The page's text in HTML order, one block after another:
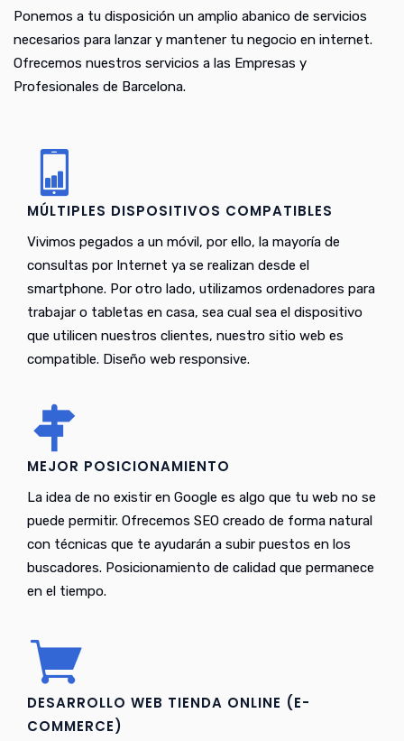
Ponemos a tu disposición un amplio abanico de servicios
necesarios para lanzar y mantener tu negocio en internet.
Ofrecemos nuestros servicios a las Empresas y
Profesionales de Barcelona.
MÚLTIPLES DISPOSITIVOS COMPATIBLES
Vivimos pegados a un móvil, por ello, la mayoría de
consultas por Internet ya se realizan desde el
smartphone. Por otro lado, utilizamos ordenadores para
trabajar o tabletas en casa, sea cual sea el dispositivo
que utilicen nuestros clientes, nuestro sitio web es
compatible. Diseño web responsive.
MEJOR POSICIONAMIENTO
La idea de no existir en Google es algo que tu web no se
puede permitir. Ofrecemos SEO creado de forma natural
con técnicas que te ayudarán a subir puestos en los
buscadores. Posicionamiento de calidad que permanece
en el tiempo.
DESARROLLO WEB TIENDA ONLINE (E-
COMMERCE)